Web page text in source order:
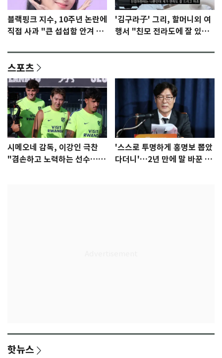
블랙핑크 지수, 10주년 논란에
직접 사과 "큰 섭섭함 안겨 미
'김구라子' 그리, 할머니외 여
행서 "친모 전라도에 잘 있
스포츠
시메오네 감독, 이강인 극찬
"겸손하고 노력하는 선수…좋
'스스로 투명하게 홍명보 뽑았
다더니'…2년 만에 말 바꾼 이
핫뉴스